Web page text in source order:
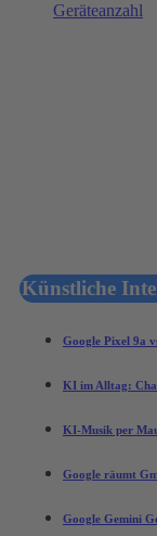
Künstliche
Google Pixel 9a
KI im Alltag:
KI-Musik per
Google räumt
Google Gemini